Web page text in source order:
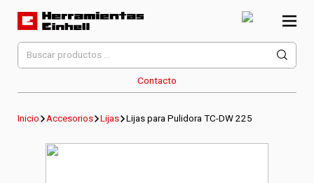
Herramientas Einhell
Distribuidor Oficial
Contacto
Buscar
por:
Inicio Accesorios Lijas Lijas para Pulidora TC-DW 225